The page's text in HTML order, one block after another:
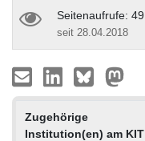
Seitenaufrufe: 49
seit 28.04.2018
Zugehörige
Institution(en) am KIT